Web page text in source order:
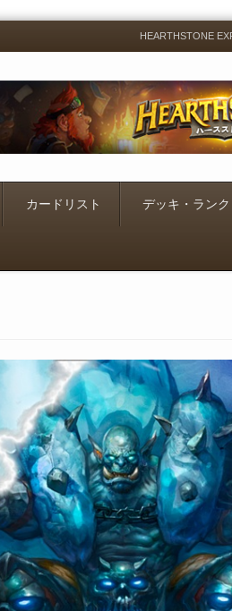
Menu
Skip
to
HEARTHSTONE
カードリスト デッキ・ランク